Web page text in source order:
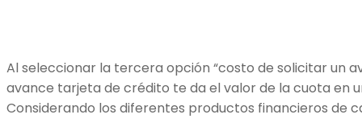
Al seleccionar la tercera opción “costo de solicitar un
avance tarjeta de crédito te da el valor de la cuota en
Considerando los diferentes productos financieros de